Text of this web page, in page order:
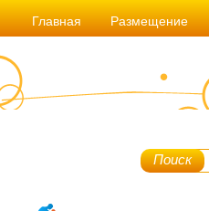
Главная Размещение
Поиск